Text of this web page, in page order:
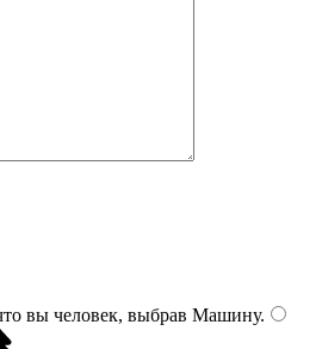
вы человек, выбрав Машину.